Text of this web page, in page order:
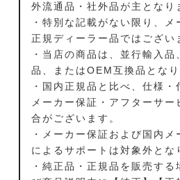
外流通品・社外品が主となり
・特別な記載がない限り、
正規ディーラー品ではござい
・当店の商品は、並行輸入品
品、またはOEM互換品となり
・国内正規品と比べ、仕様・
メーカー保証・アフターサ
合がございます。
・メーカー保証および国内
によるサポートは対象外とな
・純正品・正規品を販売する